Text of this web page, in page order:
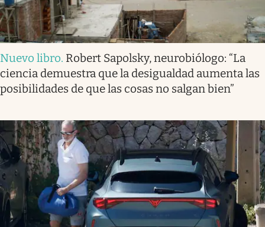
Nuevo libro. Robert Sapolsky, neurobiólogo: “La
ciencia demuestra que la desigualdad aumenta las
posibilidades de que las cosas no salgan bien”